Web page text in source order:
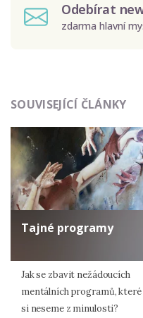
Odebírat
zdarma hlavní
údajů.
SOUVISEJÍCÍ ČLÁNKY
Tajné programy
Jak se zbavit nežádoucích
mentálních programů, které
si neseme z minulosti?